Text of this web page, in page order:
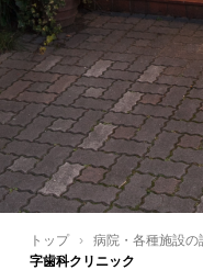
トップ › 病院・各種施設の
字歯科クリニック